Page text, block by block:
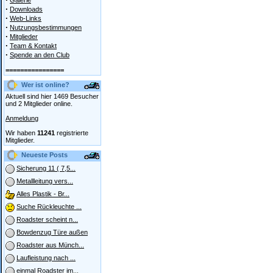
· Downloads
· Web-Links
· Nutzungsbestimmungen
· Mitglieder
· Team & Kontakt
· Spende an den Club
================
Wer ist online?
Aktuell sind hier 1469 Besucher
und 2 Mitglieder online.
Anmeldung
Wir haben 11241 registrierte
Mitglieder.
Neueste Posts
Sicherung 11 ( 7,5...
Metallleitung vers...
Alles Plastik - Br...
Suche Rückleuchte ...
Roadster scheint n...
Bowdenzug Türe außen
Roadster aus Münch...
Laufleistung nach ...
einmal Roadster im...